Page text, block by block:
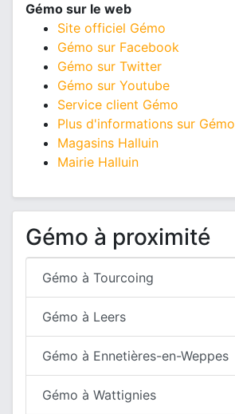
Gémo sur le web
Site officiel Gémo
Gémo sur Facebook
Gémo sur Twitter
Gémo sur Youtube
Service client Gémo
Plus d'informations sur Gémo
Magasins Halluin
Mairie Halluin
Gémo à proximité
Gémo à Tourcoing
Gémo à Leers
Gémo à Ennetières-en-Weppes
Gémo à Wattignies